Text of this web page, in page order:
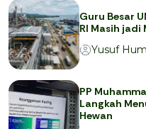
Guru Besar
RI Masih jadi
Yusuf
PP
Langkah
Hewan